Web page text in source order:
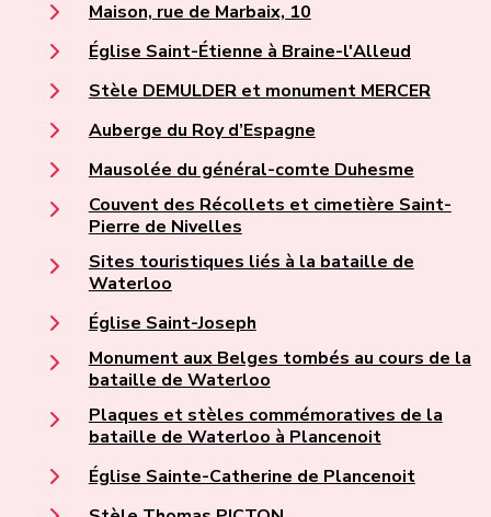
Maison, rue de Marbaix, 10
Église Saint-Étienne à Braine-l'Alleud
Stèle DEMULDER et monument MERCER
Auberge du Roy d’Espagne
Mausolée du général-comte Duhesme
Couvent des Récollets et cimetière Saint-
Pierre de Nivelles
Sites touristiques liés à la bataille de
Waterloo
Église Saint-Joseph
Monument aux Belges tombés au cours de la
bataille de Waterloo
Plaques et stèles commémoratives de la
bataille de Waterloo à Plancenoit
Église Sainte-Catherine de Plancenoit